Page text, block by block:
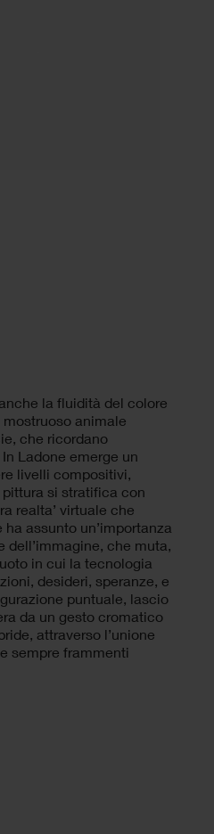
la fluidità del colore
animale
che ricordano
Ladone emerge un
livelli compositivi,
si stratifica con
realta’ virtuale che
assunto un’importanza
che muta,
in cui la tecnologia
desideri, speranze, e
puntuale, lascio
da un gesto cromatico
attraverso l’unione
sempre frammenti